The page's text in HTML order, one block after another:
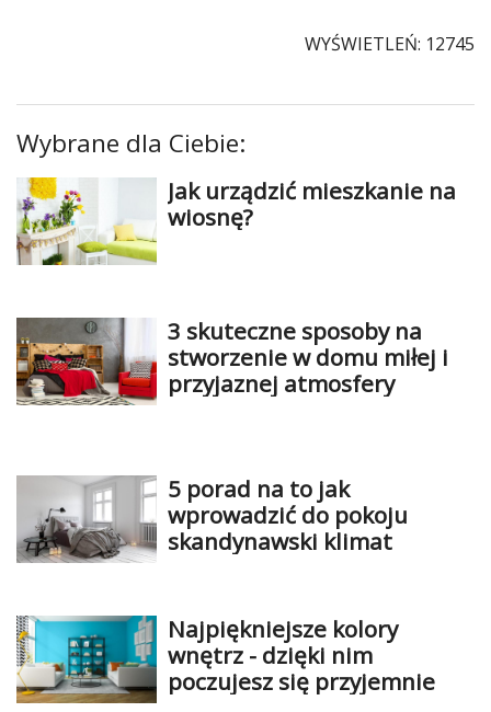
WYŚWIETLEŃ: 12745
Wybrane dla Ciebie:
Jak urządzić mieszkanie na
wiosnę?
3 skuteczne sposoby na
stworzenie w domu miłej i
przyjaznej atmosfery
5 porad na to jak
wprowadzić do pokoju
skandynawski klimat
Najpiękniejsze kolory
wnętrz - dzięki nim
poczujesz się przyjemnie